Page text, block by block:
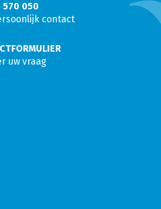
570 050
contact
uw vraag